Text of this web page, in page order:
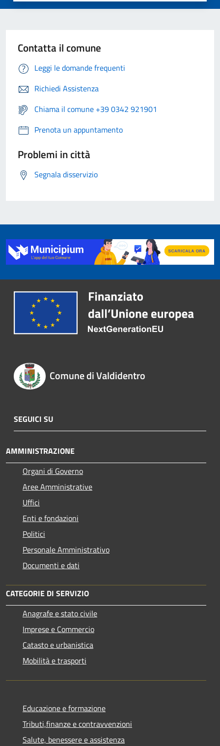
Contatta il comune
Leggi le domande frequenti
Richiedi Assistenza
Chiama il comune +39 0342 921901
Prenota un appuntamento
Problemi in città
Segnala disservizio
Comune di Valdidentro
SEGUICI SU
AMMINISTRAZIONE
Organi di Governo
Aree Amministrative
Uffici
Enti e fondazioni
Politici
Personale Amministrativo
Documenti e dati
CATEGORIE DI SERVIZIO
Anagrafe e stato civile
Imprese e Commercio
Catasto e urbanistica
Mobilità e trasporti
Educazione e formazione
Tributi,finanze e contravvenzioni
Salute, benessere e assistenza